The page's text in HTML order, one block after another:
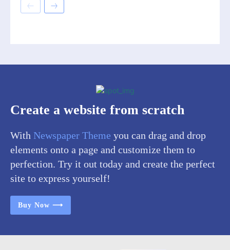
Create a website from scratch
With Newspaper Theme you can drag and drop
elements onto a page and customize them to
perfection. Try it out today and create the perfect
site to express yourself!
Buy Now ⟶